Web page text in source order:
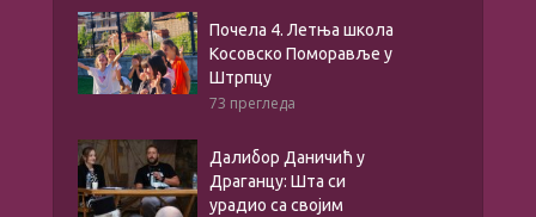
Почела 4. Летња школа
Косовско Поморавље у
Штрпцу
73 прегледа
Далибор Даничић у
Драганцу: Шта си
урадио са својим